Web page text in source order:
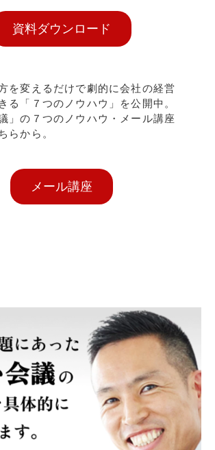
資料ダウンロード
を変えるだけで劇的に会社の経営
る「７つのノウハウ」を公開中。
」の７つのノウハウ・メール講座
らから。
メール講座